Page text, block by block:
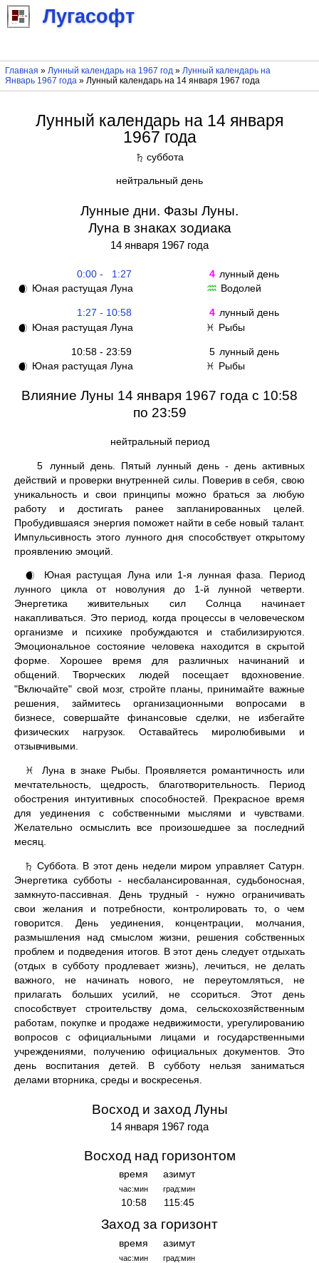
Лугасофт
Главная » Лунный календарь на 1967 год» Лунный календарь на
Январь 1967 года» Лунный календарь на 14 января 1967 года
Лунный календарь на 14 января
1967 года
♄ суббота
нейтральный день
Лунные дни. Фазы Луны.
Луна в знаках зодиака
14 января 1967 года
0:00 - 1:27 4 лунный день
🌒 Юная растущая Луна ♒ Водолей
1:27 - 10:58 4 лунный день
🌒 Юная растущая Луна ♓ Рыбы
10:58 - 23:59 5 лунный день
🌒 Юная растущая Луна ♓ Рыбы
Влияние Луны 14 января 1967 года с 10:58
по 23:59
нейтральный период
5
лунный день. Пятый лунный день - день активных
действий и проверки внутренней силы. Поверив в себя, свою
уникальность и свои принципы можно браться за любую
работу и достигать ранее запланированных целей.
Пробудившаяся энергия поможет найти в себе новый талант.
Импульсивность этого лунного дня способствует открытому
проявлению эмоций.
🌒
Юная растущая Луна или 1-я лунная фаза. Период
лунного цикла от новолуния до 1-й лунной четверти.
Энергетика живительных сил Солнца начинает
накапливаться. Это период, когда процессы в человеческом
организме и психике пробуждаются и стабилизируются.
Эмоциональное состояние человека находится в скрытой
форме. Хорошее время для различных начинаний и
общений. Творческих людей посещает вдохновение.
"Включайте" свой мозг, стройте планы, принимайте важные
решения, займитесь организационными вопросами в
бизнесе, совершайте финансовые сделки, не избегайте
физических нагрузок. Оставайтесь миролюбивыми и
отзывчивыми.
♓
Луна в знаке Рыбы. Проявляется романтичность или
мечтательность, щедрость, благотворительность. Период
обострения интуитивных способностей. Прекрасное время
для уединения с собственными мыслями и чувствами.
Желательно осмыслить все произошедшее за последний
месяц.
♄ Суббота. В этот день недели миром управляет Сатурн.
Энергетика субботы - несбалансированная, судьбоносная,
замкнуто-пассивная. День трудный - нужно ограничивать
свои желания и потребности, контролировать то, о чем
говорится. День уединения, концентрации, молчания,
размышления над смыслом жизни, решения собственных
проблем и подведения итогов. В этот день следует отдыхать
(отдых в субботу продлевает жизнь), лечиться, не делать
важного, не начинать нового, не переутомляться, не
прилагать больших усилий, не ссориться. Этот день
способствует строительству дома, сельскохозяйственным
работам, покупке и продаже недвижимости, урегулированию
вопросов с официальными лицами и государственными
учреждениями, получению официальных документов. Это
день воспитания детей. В субботу нельзя заниматься
делами вторника, среды и воскресенья.
Восход и заход Луны
14 января 1967 года
Восход над горизонтом
время
час:мин
10:58
азимут
град:мин
115:45
Заход за горизонт
время
час:мин
азимут
град:мин